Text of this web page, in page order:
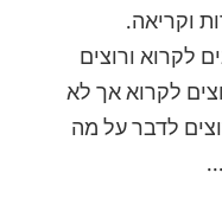
וקריאה.
לקרוא ורוצים
לקרוא אך לא
לדבר על מה